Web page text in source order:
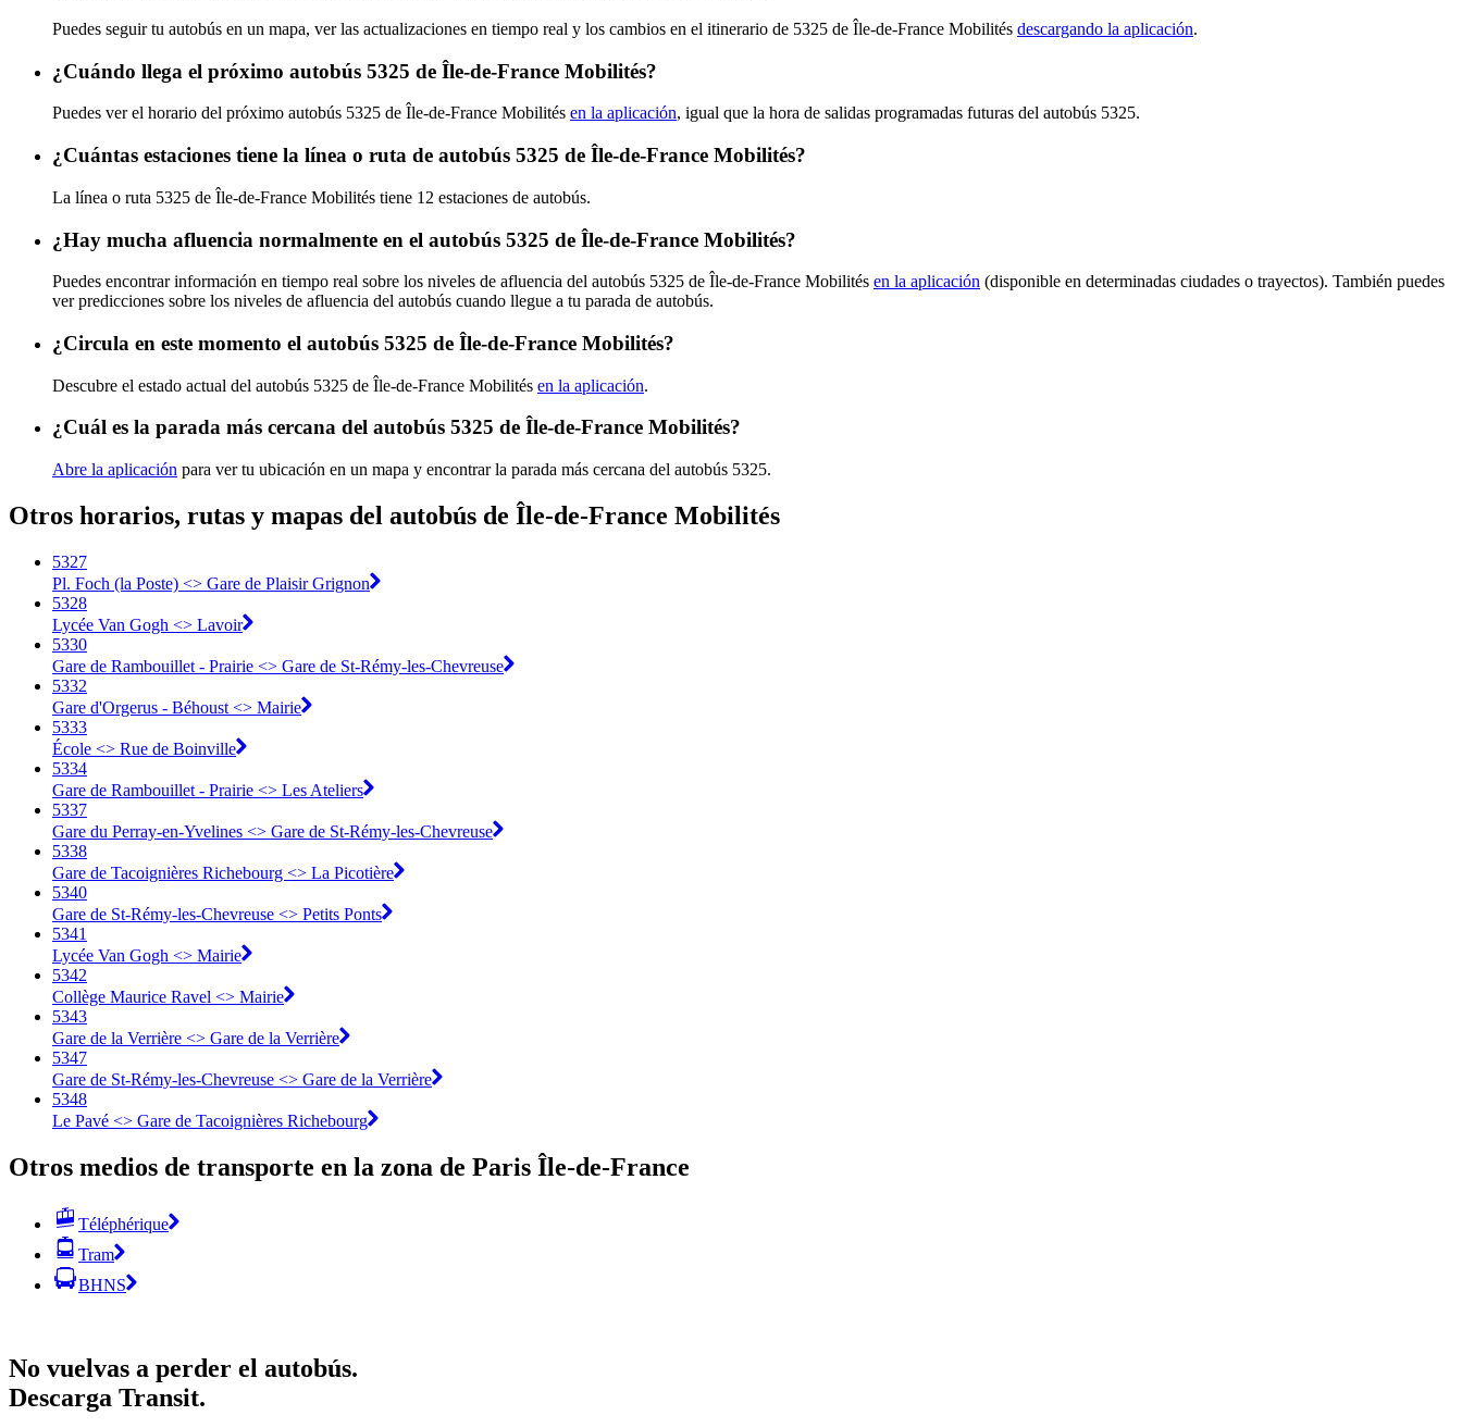
Puedes seguir tu autobús en un mapa, ver las actualizaciones en tiempo real y los cambios en el itinerario de 5325 de Île-de-France Mobilités descargando la aplicación.
¿Cuándo llega el próximo autobús 5325 de Île-de-France Mobilités?
Puedes ver el horario del próximo autobús 5325 de Île-de-France Mobilités en la aplicación, igual que la hora de salidas programadas futuras del autobús 5325.
¿Cuántas estaciones tiene la línea o ruta de autobús 5325 de Île-de-France Mobilités?
La línea o ruta 5325 de Île-de-France Mobilités tiene 12 estaciones de autobús.
¿Hay mucha afluencia normalmente en el autobús 5325 de Île-de-France Mobilités?
Puedes encontrar información en tiempo real sobre los niveles de afluencia del autobús 5325 de Île-de-France Mobilités en la aplicación (disponible en determinadas ciudades o trayectos). También puedes
ver predicciones sobre los niveles de afluencia del autobús cuando llegue a tu parada de autobús.
¿Circula en este momento el autobús 5325 de Île-de-France Mobilités?
Descubre el estado actual del autobús 5325 de Île-de-France Mobilités en la aplicación.
¿Cuál es la parada más cercana del autobús 5325 de Île-de-France Mobilités?
Abre la aplicación para ver tu ubicación en un mapa y encontrar la parada más cercana del autobús 5325.
Otros horarios, rutas y mapas del autobús de Île-de-France Mobilités
5327
Pl. Foch (la Poste) <> Gare de Plaisir Grignon
5328
Lycée Van Gogh <> Lavoir
5330
Gare de Rambouillet - Prairie <> Gare de St-Rémy-les-Chevreuse
5332
Gare d'Orgerus - Béhoust <> Mairie
5333
École <> Rue de Boinville
5334
Gare de Rambouillet - Prairie <> Les Ateliers
5337
Gare du Perray-en-Yvelines <> Gare de St-Rémy-les-Chevreuse
5338
Gare de Tacoignières Richebourg <> La Picotière
5340
Gare de St-Rémy-les-Chevreuse <> Petits Ponts
5341
Lycée Van Gogh <> Mairie
5342
Collège Maurice Ravel <> Mairie
5343
Gare de la Verrière <> Gare de la Verrière
5347
Gare de St-Rémy-les-Chevreuse <> Gare de la Verrière
5348
Le Pavé <> Gare de Tacoignières Richebourg
Otros medios de transporte en la zona de Paris Île-de-France
Téléphérique
Tram
BHNS
No vuelvas a perder el autobús.
Descarga Transit.